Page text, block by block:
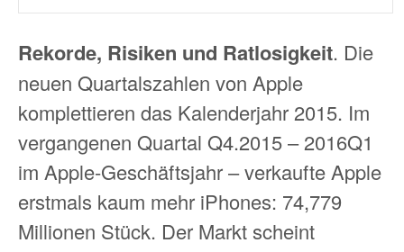
Rekorde, Risiken und Ratlosigkeit. Die
neuen Quartalszahlen von Apple
komplettieren das Kalenderjahr 2015. Im
vergangenen Quartal Q4.2015 – 2016Q1
im Apple-Geschäftsjahr – verkaufte Apple
erstmals kaum mehr iPhones: 74,779
Millionen Stück. Der Markt scheint